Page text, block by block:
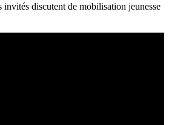
invités discutent de mobilisation jeunesse